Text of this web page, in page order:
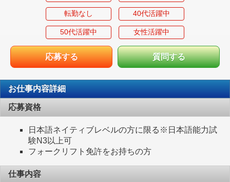
転勤なし 40代活躍中
50代活躍中 女性活躍中
応募する 質問する
お仕事内容詳細
応募資格
日本語ネイティブレベルの方に限る※日本語能力試
験N3以上可
フォークリフト免許をお持ちの方
仕事内容